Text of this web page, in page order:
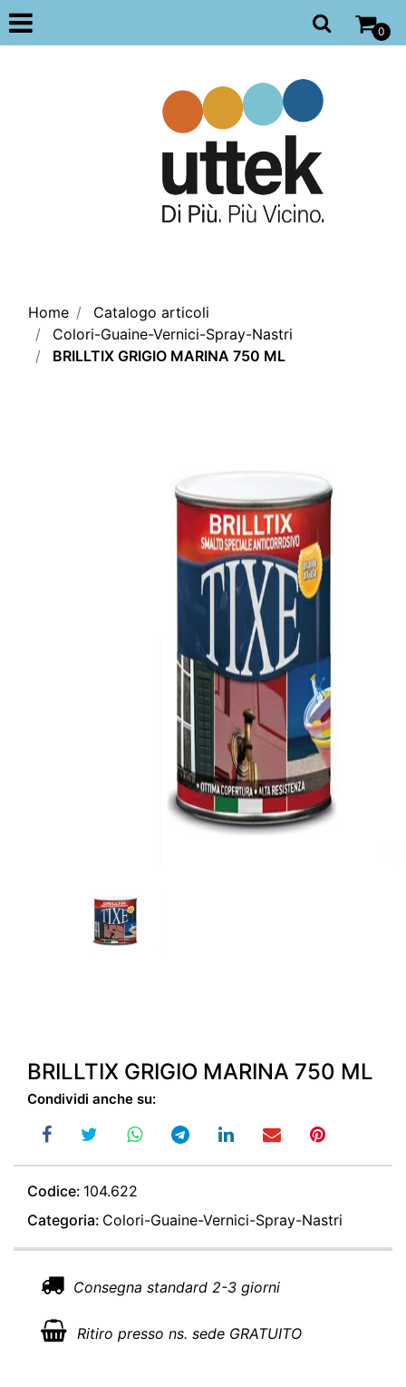
Open
0
Home
Catalogo articoli
Colori-Guaine-Vernici-Spray-Nastri
BRILLTIX GRIGIO MARINA 750 ML
BRILLTIX GRIGIO MARINA 750 ML
Condividi anche su:
Codice: 104.622
Categoria: Colori-Guaine-Vernici-Spray-Nastri
Consegna standard 2-3 giorni
Ritiro presso ns. sede GRATUITO